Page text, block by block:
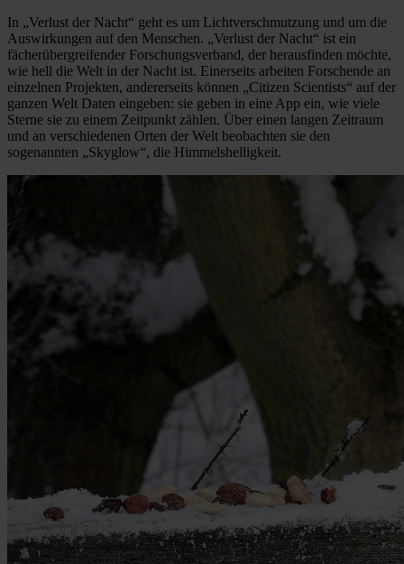
In „Verlust der Nacht“ geht es um Lichtverschmutzung und um die
Auswirkungen auf den Menschen. „Verlust der Nacht“ ist ein
fächerübergreifender Forschungsverband, der herausfinden möchte,
wie hell die Welt in der Nacht ist. Einerseits arbeiten Forschende an
einzelnen Projekten, andererseits können „Citizen Scientists“ auf der
ganzen Welt Daten eingeben: sie geben in eine App ein, wie viele
Sterne sie zu einem Zeitpunkt zählen. Über einen langen Zeitraum
und an verschiedenen Orten der Welt beobachten sie den
sogenannten „Skyglow“, die Himmelshelligkeit.